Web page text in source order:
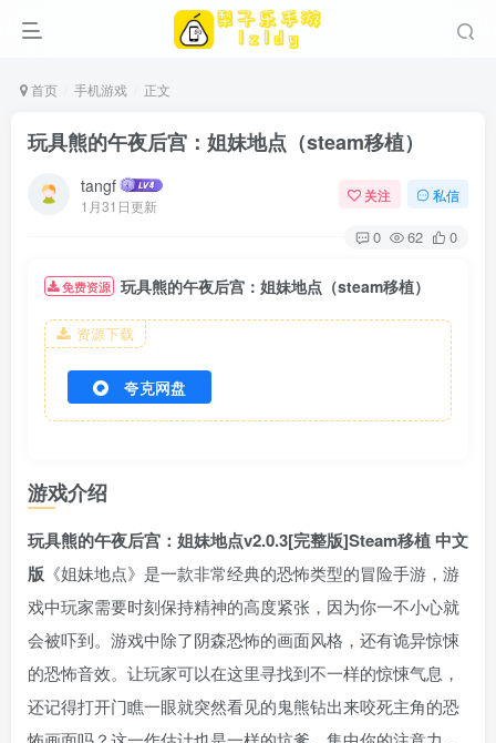
首页 手机游戏 正文
玩具熊的午夜后宫：姐妹地点（steam移植）
tangf
1月31日更新
关注 私信
0 62 0
免费资源 玩具熊的午夜后宫：姐妹地点（steam移植）
资源下载
夸克网盘
游戏介绍
玩具熊的午夜后宫：姐妹地点v2.0.3[完整版]Steam移植 中文
版 《姐妹地点》是一款非常经典的恐怖类型的冒险手游，游
戏中玩家需要时刻保持精神的高度紧张，因为你一不小心就
会被吓到。游戏中除了阴森恐怖的画面风格，还有诡异惊悚
的恐怖音效。让玩家可以在这里寻找到不一样的惊悚气息，
还记得打开门瞧一眼就突然看见的鬼熊钻出来咬死主角的恐